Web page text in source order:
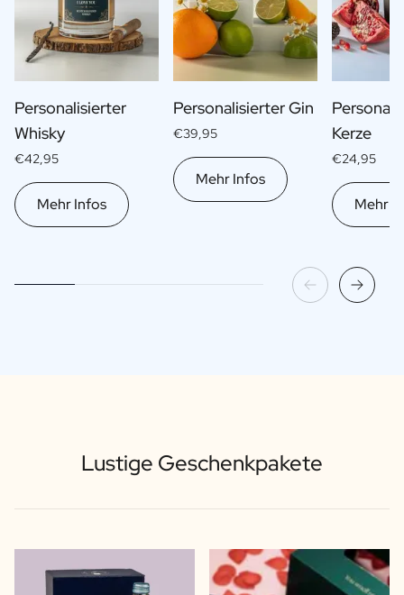
Personalisierter
Whisky
€42,95
Mehr Infos
Personalisierter Gin
€39,95
Mehr Infos
Kerze
€24,95
Mehr
Lustige Geschenkpakete